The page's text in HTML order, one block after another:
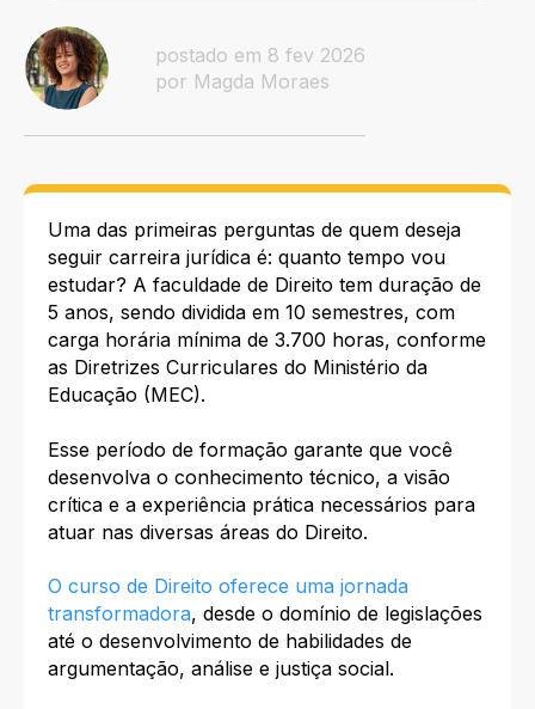
postado em 8 fev 2026
por Magda Moraes
Uma das primeiras perguntas de quem deseja
seguir carreira jurídica é: quanto tempo vou
estudar? A faculdade de Direito tem duração de
5 anos, sendo dividida em 10 semestres, com
carga horária mínima de 3.700 horas, conforme
as Diretrizes Curriculares do Ministério da
Educação (MEC).​
Esse período de formação garante que você
desenvolva o conhecimento técnico, a visão
crítica e a experiência prática necessários para
atuar nas diversas áreas do Direito.
O curso de Direito oferece uma jornada
transformadora, desde o domínio de legislações
até o desenvolvimento de habilidades de
argumentação, análise e justiça social.